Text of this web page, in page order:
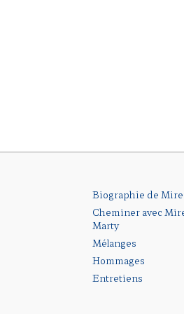
Biographie de
Cheminer avec
Marty
Mélanges
Hommages
Entretiens